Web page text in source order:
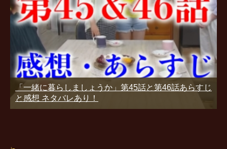
「一緒に暮らしましょうか」第45話と第46話あらすじ
と感想 ネタバレあり！